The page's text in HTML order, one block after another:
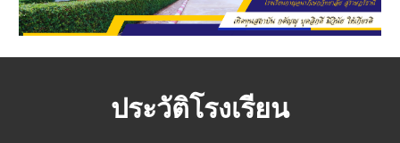
ประวัติโรงเรียน